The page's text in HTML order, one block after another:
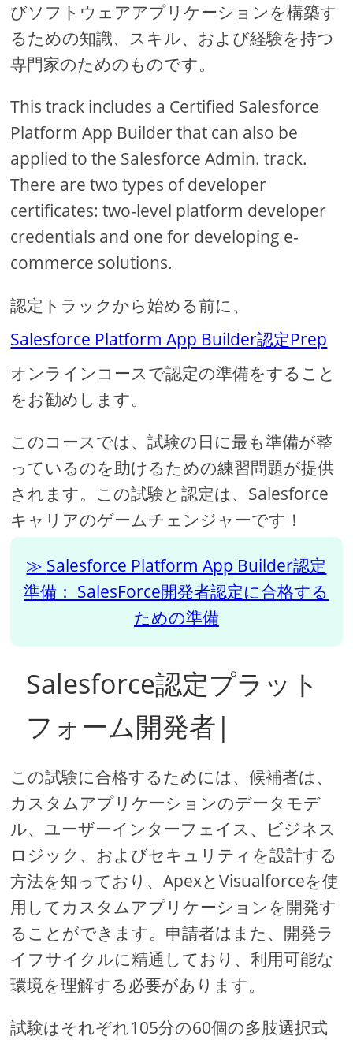
びソフトウェアアプリケーションを構築す
るための知識、スキル、および経験を持つ
専門家のためのものです。
This track includes a Certified Salesforce
Platform App Builder that can also be
applied to the Salesforce Admin. track.
There are two types of developer
certificates: two-level platform developer
credentials and one for developing e-
commerce solutions.
認定トラックから始める前に、
Salesforce Platform App Builder認定Prep
オンラインコースで認定の準備をすること
をお勧めします。
このコースでは、試験の日に最も準備が整
っているのを助けるための練習問題が提供
されます。この試験と認定は、Salesforce
キャリアのゲームチェンジャーです！
Salesforce Platform App Builder認定
準備： SalesForce開発者認定に合格する
ための準備
Salesforce認定プラット
フォーム開発者|
この試験に合格するためには、候補者は、
カスタムアプリケーションのデータモデ
ル、ユーザーインターフェイス、ビジネス
ロジック、およびセキュリティを設計する
方法を知っており、ApexとVisualforceを使
用してカスタムアプリケーションを開発す
ることができます。申請者はまた、開発ラ
イフサイクルに精通しており、利用可能な
環境を理解する必要があります。
試験はそれぞれ105分の60個の多肢選択式